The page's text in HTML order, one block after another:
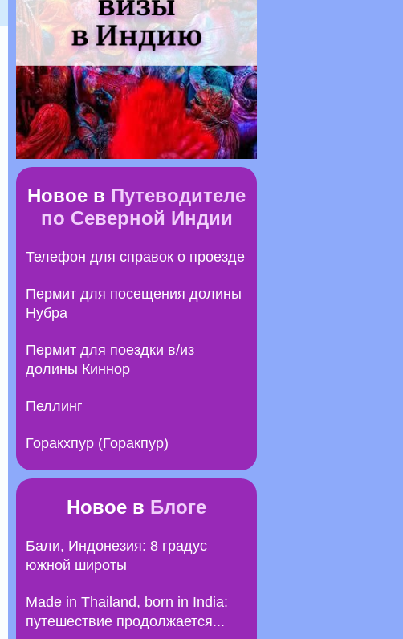
Новое в Путеводителе
по Северной Индии
Телефон для справок о проезде
Пермит для посещения долины
Нубра
Пермит для поездки в/из
долины Киннор
Пеллинг
Горакхпур (Горакпур)
Новое в Блоге
Бали, Индонезия: 8 градус
южной широты
Made in Thailand, born in India:
путешествие продолжается...